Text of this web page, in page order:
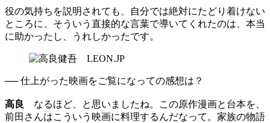
役の気持ちを説明されても、自分では絶対にたどり着けない
ところに、そういう直接的な言葉で導いてくれたのは、本当
に助かったし、うれしかったです。
── 仕上がった映画をご覧になっての感想は？
高良
なるほど、と思いましたね。この原作漫画と台本を、
前田さんはこういう映画に料理するんだなって。家族の物語